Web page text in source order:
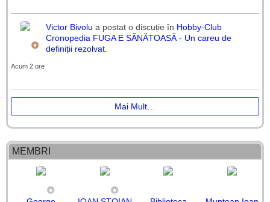
Victor Bivolu a postat o discuție în Hobby-Club
Cronopedia FUGA E SĂNĂTOASĂ - Un careu de
definiții rezolvat.
Acum 2 ore
Mai Mult…
MEMBRI